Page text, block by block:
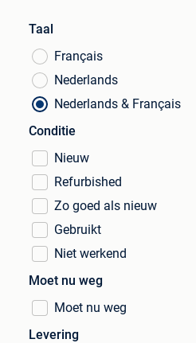
Taal
Français
Nederlands
Nederlands & Français
Conditie
Nieuw
Refurbished
Zo goed als nieuw
Gebruikt
Niet werkend
Moet nu weg
Moet nu weg
Levering